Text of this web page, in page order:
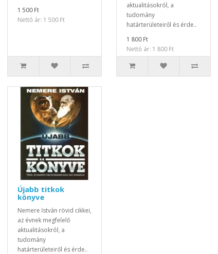
1 500 Ft
Nettó ár: 1 500 Ft
aktualitásokról, a
tudomány
határterületeiről és érde..
1 800 Ft
Nettó ár: 1 800 Ft
Újabb titkok
könyve
Nemere István rövid cikkei,
az évnek megfelelő
aktualitásokról, a
tudomány
határterületeiről és érde..